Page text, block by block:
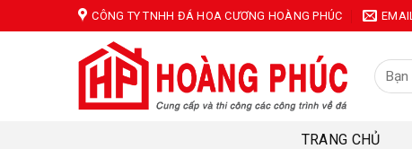
to
CÔNG TY TNHH ĐÁ HOA CƯƠNG HOÀNG PHÚC EMAIL
Tìm
kiếm:
TRANG CHỦ